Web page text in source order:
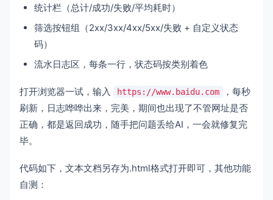
统计栏（总计/成功/失败/平均耗时）
筛选按钮组（2xx/3xx/4xx/5xx/失败 + 自定义状态
码）
流水日志区，每条一行，状态码按类别着色
打开浏览器一试，输入 https://www.baidu.com
，每秒
刷新，日志哗哗出来，完美，期间也出现了不管网址是否
正确，都是返回成功，随手把问题丢给AI，一会就修复完
毕。
代码如下，文本文档另存为.html格式打开即可，其他功能
自测：